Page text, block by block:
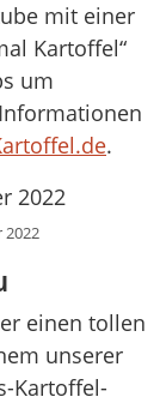
mit einer
Kartoffel“
um
.
2022
einen tollen
unserer
Kartoffel-